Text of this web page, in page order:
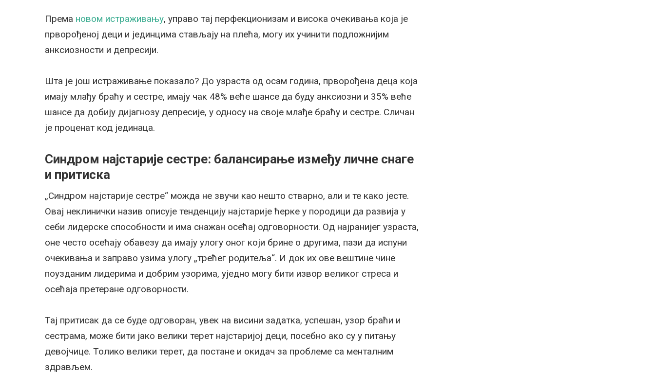
Према новом истраживању, управо тај перфекционизам и висока очекивања која је
прворођеној деци и јединцима стављају на плећа, могу их учинити подложнијим
анксиозности и депресији.
Шта је још истраживање показало? До узраста од осам година, прворођена деца која
имају млађу браћу и сестре, имају чак 48% веће шансе да буду анксиозни и 35% веће
шансе да добију дијагнозу депресије, у односу на своје млађе браћу и сестре. Сличан
је проценат код јединаца.
Синдром најстарије сестре: балансирање између личне снаге
и притиска
„Синдром најстарије сестре“ можда не звучи као нешто стварно, али и те како јесте.
Овај неклинички назив описује тенденцију најстарије ћерке у породици да развија у
себи лидерске способности и има снажан осећај одговорности. Од најранијег узраста,
оне често осећају обавезу да имају улогу оног који брине о другима, пази да испуни
очекивања и заправо узима улогу „трећег родитеља“. И док их ове вештине чине
поузданим лидерима и добрим узорима, уједно могу бити извор великог стреса и
осећаја претеране одговорности.
Тај притисак да се буде одговоран, увек на висини задатка, успешан, узор браћи и
сестрама, може бити јако велики терет најстаријој деци, посебно ако су у питању
девојчице. Толико велики терет, да постане и окидач за проблеме са менталним
здрављем.